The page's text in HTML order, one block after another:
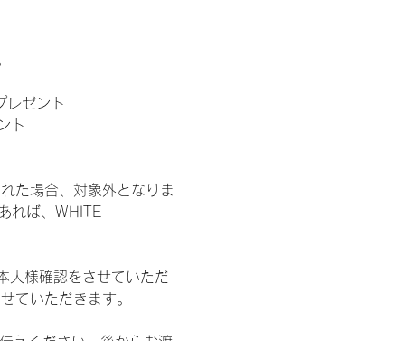
レゼント
ト
た場合、対象外となりま
れば、WHITE
人様確認をさせていただ
ていただきます。